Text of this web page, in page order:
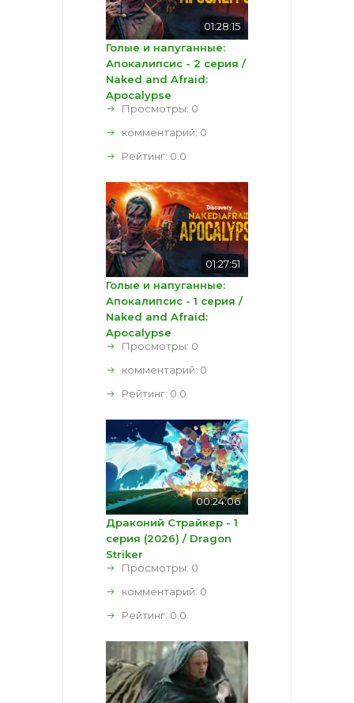
01:28:15
Голые и напуганные:
Апокалипсис - 2 серия /
Naked and Afraid:
Apocalypse
Просмотры: 0
комментарий: 0
Рейтинг: 0.0
01:27:51
Голые и напуганные:
Апокалипсис - 1 серия /
Naked and Afraid:
Apocalypse
Просмотры: 0
комментарий: 0
Рейтинг: 0.0
00:24:06
Драконий Страйкер - 1
серия (2026) / Dragon
Striker
Просмотры: 0
комментарий: 0
Рейтинг: 0.0